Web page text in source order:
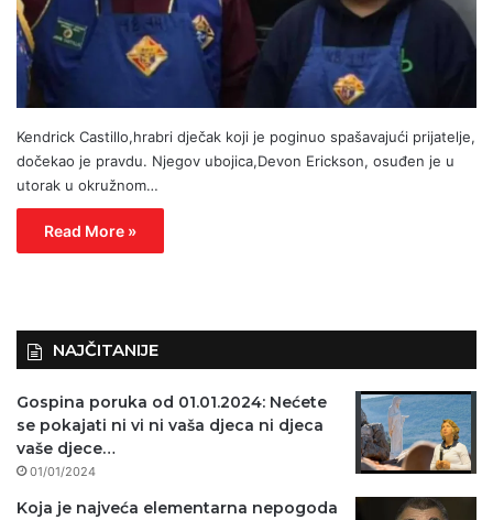
Kendrick Castillo,hrabri dječak koji je poginuo spašavajući prijatelje,
dočekao je pravdu. Njegov ubojica,Devon Erickson, osuđen je u
utorak u okružnom…
Read More »
NAJČITANIJE
Gospina poruka od 01.01.2024: Nećete
se pokajati ni vi ni vaša djeca ni djeca
vaše djece…
01/01/2024
Koja je najveća elementarna nepogoda